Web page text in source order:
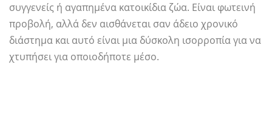
συγγενείς ή αγαπημένα κατοικίδια ζώα. Είναι φωτεινή
προβολή, αλλά δεν αισθάνεται σαν άδειο χρονικό
διάστημα και αυτό είναι μια δύσκολη ισορροπία για να
χτυπήσει για οποιοδήποτε μέσο.